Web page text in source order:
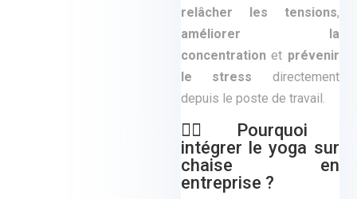
relâcher les tensions,
améliorer la
concentration et prévenir
le stress directement
depuis le poste de travail.
🧘‍♀️ Pourquoi
intégrer le yoga sur
chaise en
entreprise ?